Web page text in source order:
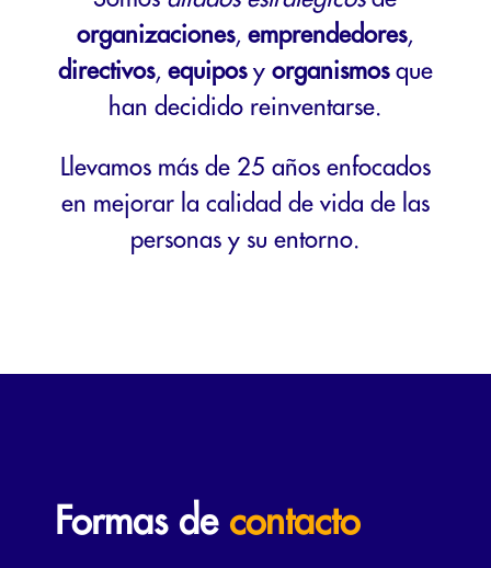
organizaciones,emprendedores,
directivos, equiposy organismosque
han decidido reinventarse.
Llevamos más de 25 años enfocados
en mejorar la calidad de vida de las
personas y su entorno.
Formas de contacto